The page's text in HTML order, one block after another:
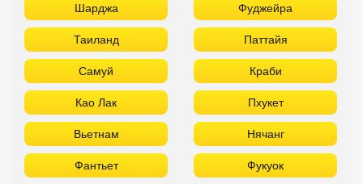
Шарджа Фуджейра
Таиланд Паттайя
Самуй Краби
Као Лак Пхукет
Вьетнам Нячанг
Фантьет Фукуок